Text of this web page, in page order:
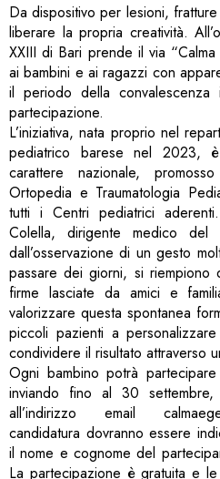
Da dispositivo per lesioni,
liberare la propria creatività.
XXIII di Bari prende il via
ai bambini e ai ragazzi con
il periodo della
partecipazione.
L’iniziativa, nata proprio nel
pediatrico barese nel 2023,
carattere nazionale,
Ortopedia e Traumatologia
tutti i Centri pediatrici
Colella, dirigente medico del
dall’osservazione di un gesto
passare dei giorni, si
firme lasciate da amici e
valorizzare questa spontanea
piccoli pazienti a
condividere il risultato attraverso
Ogni bambino potrà
inviando fino al 30
all’indirizzo email
candidatura dovranno essere
il nome e cognome del
La partecipazione è gratuita e